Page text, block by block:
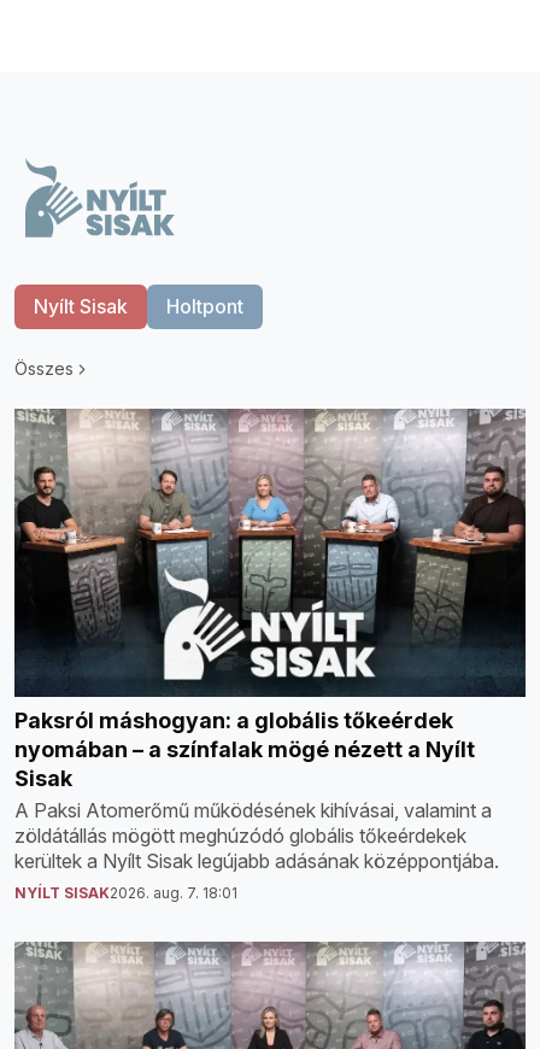
Nyílt Sisak Holtpont
Összes
Paksról máshogyan: a globális tőkeérdek
nyomában – a színfalak mögé nézett a Nyílt
Sisak
A Paksi Atomerőmű működésének kihívásai, valamint a
zöldátállás mögött meghúzódó globális tőkeérdekek
kerültek a Nyílt Sisak legújabb adásának középpontjába.
NYÍLT SISAK2026. aug. 7. 18:01